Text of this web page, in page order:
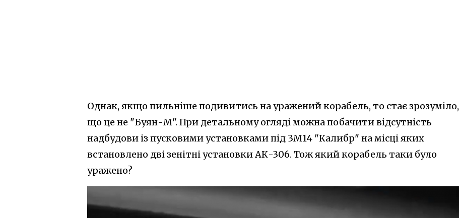
Однак, якщо пильніше подивитись на уражений корабель, то стає зрозуміло,
що це не "Буян-М". При детальному огляді можна побачити відсутність
надбудови із пусковими установками під 3М14 "Калибр" на місці яких
встановлено дві зенітні установки АК-306. Тож який корабель таки було
уражено?